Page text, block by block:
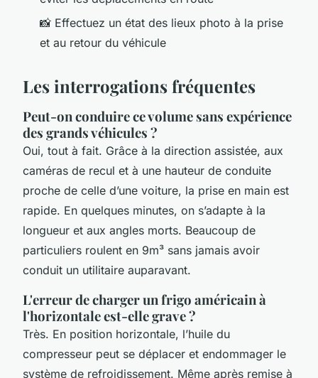
📸 Effectuez un état des lieux photo à la prise
et au retour du véhicule
Les interrogations fréquentes
Peut-on conduire ce volume sans expérience
des grands véhicules ?
Oui, tout à fait. Grâce à la direction assistée, aux
caméras de recul et à une hauteur de conduite
proche de celle d’une voiture, la prise en main est
rapide. En quelques minutes, on s’adapte à la
longueur et aux angles morts. Beaucoup de
particuliers roulent en 9m³ sans jamais avoir
conduit un utilitaire auparavant.
L'erreur de charger un frigo américain à
l'horizontale est-elle grave ?
Très. En position horizontale, l’huile du
compresseur peut se déplacer et endommager le
système de refroidissement. Même après remise à